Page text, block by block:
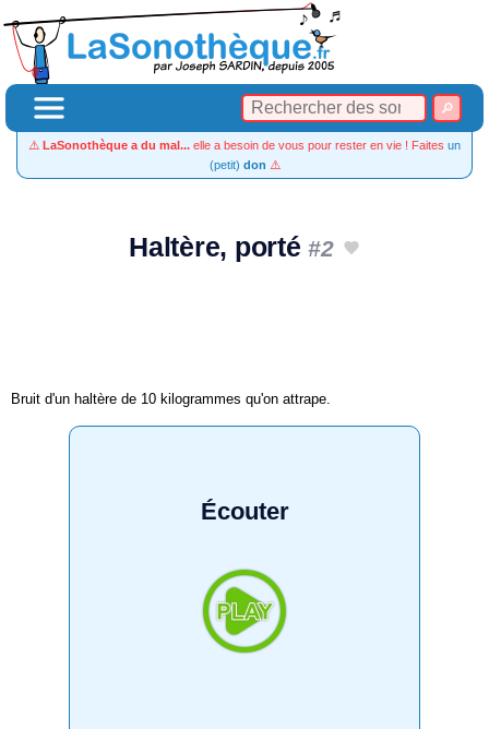
⚠️ LaSonothèque a du mal... elle a besoin de vous pour rester en vie ! Faites un
(petit) don ⚠️
Haltère, porté#2
Bruit d'un haltère de 10 kilogrammes qu'on attrape.
Écouter